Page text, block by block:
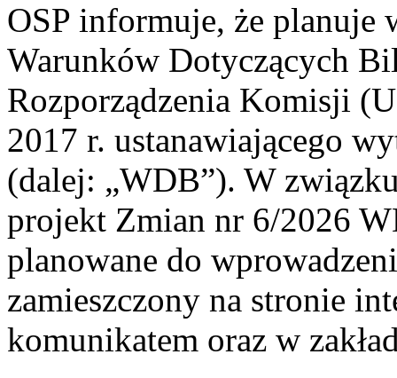
OSP informuje, że planuje
Warunków Dotyczących
Rozporządzenia Komisji
2017 r. ustanawiającego
(dalej: „WDB”). W
projekt Zmian nr 6/2026
planowane do
zamieszczony na stronie
komunikatem oraz w